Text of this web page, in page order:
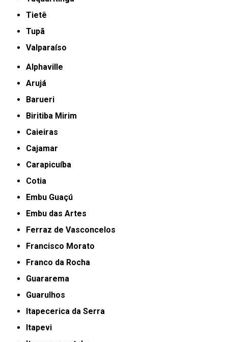
Tietê
Tupã
Valparaíso
Alphaville
Arujá
Barueri
Biritiba Mirim
Caieiras
Cajamar
Carapicuíba
Cotia
Embu Guaçú
Embu das Artes
Ferraz de Vasconcelos
Francisco Morato
Franco da Rocha
Guararema
Guarulhos
Itapecerica da Serra
Itapevi